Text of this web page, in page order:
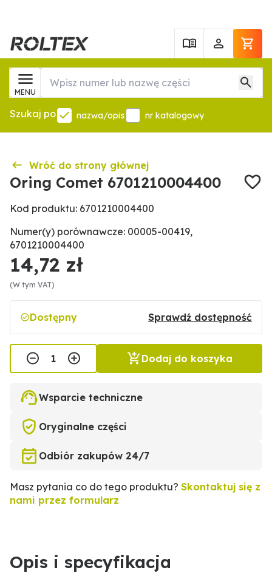
MENU
Szukaj po nazwa/opis nr katalogowy
Wróć do strony głównej
Oring Comet 6701210004400
Kod produktu: 6701210004400
Numer(y) porównawcze: 00005-00419,
6701210004400
14,72 zł
(W tym VAT)
Dostępny Sprawdź dostępność
Dodaj do koszyka
Wsparcie techniczne
Oryginalne części
Odbiór zakupów 24/7
Masz pytania co do tego produktu? Skontaktuj się z
nami przez formularz
Opis i specyfikacja